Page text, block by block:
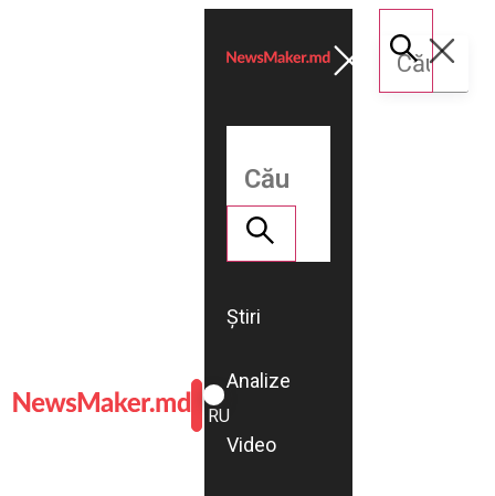
ROMÂNĂ
RU
Știri
Analize
Video